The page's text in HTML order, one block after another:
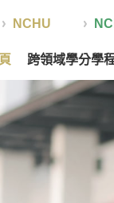
NCHU
跨領域學分學